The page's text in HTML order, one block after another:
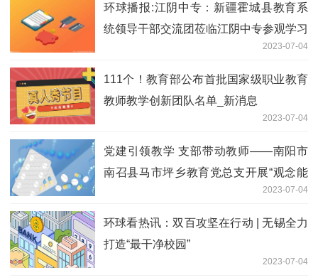
环球播报:江阴中专：新疆霍城县教育系
统领导干部交流团莅临江阴中专参观学习
2023-07-04
111个！教育部公布首批国家级职业教育
教师教学创新团队名单_新消息
2023-07-04
党建引领教学 支部带动教师——南阳市
南召县马市坪乡教育党总支开展“观念能
2023-07-04
环球看热讯：双百攻坚在行动 | 无锡全力
打造“最干净校园”
2023-07-04